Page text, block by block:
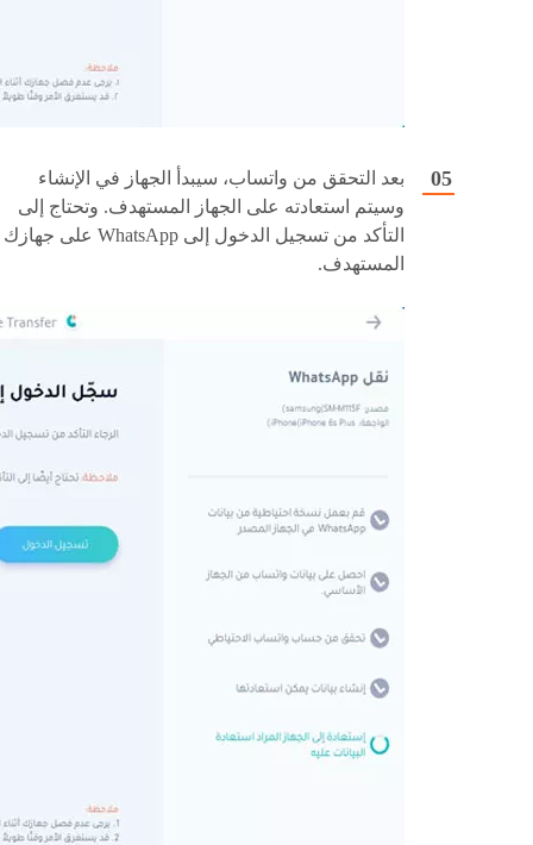
بعد التحقق من واتساب، سيبدأ الجهاز في الإنشاء
وسيتم استعادته على الجهاز المستهدف. وتحتاج إلى
التأكد من تسجيل الدخول إلى WhatsApp على جهازك
المستهدف.